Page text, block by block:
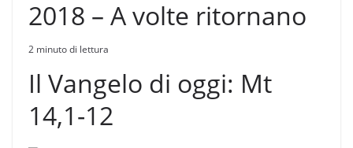
2018 – A volte ritornano
2 minuto di lettura
Il Vangelo di oggi: Mt
14,1-12